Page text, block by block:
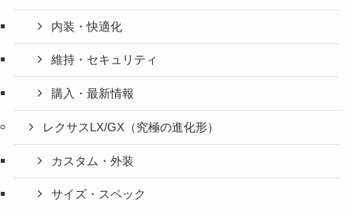
内装・快適化
維持・セキュリティ
購入・最新情報
レクサスLX/GX（究極の進化形）
カスタム・外装
サイズ・スペック